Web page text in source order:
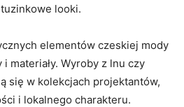
looki.
elementów czeskiej mody‌
materiały. ‌Wyroby z lnu czy
się​ w kolekcjach projektantów,
i lokalnego​ charakteru.